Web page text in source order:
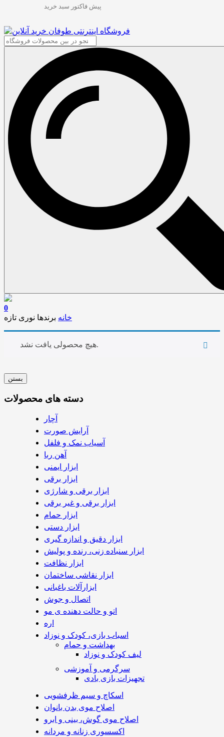
پیش فاکتور سبد خرید
0
خانه برندها نوری تازه
هیچ محصولی یافت نشد.
بستن
دسته های محصولات
آچار
آرایش صورت
آسیاب نمک و فلفل
آهن ربا
ابزار ایمنی
ابزار برقی
ابزار برقی و شارژی
ابزار برقی و غیر برقی
ابزار حمام
ابزار دستی
ابزار دقیق و اندازه گیری
ابزار سنباده زنی، رنده و پولیش
ابزار نظافت
ابزار نقاشی ساختمان
ابزارآلات باغبانی
اتصال و جوش
اتو و حالت دهنده ی مو
اره
اسباب بازی، کودک و نوزاد
بهداشت و حمام
لیف کودک و نوزاد
سرگرمی و آموزشی
تجهیزات بازی بادی
اسکاچ و سیم ظرفشویی
اصلاح موی بدن بانوان
اصلاح موی گوش، بینی و ابرو
اکسسوری زنانه و مردانه